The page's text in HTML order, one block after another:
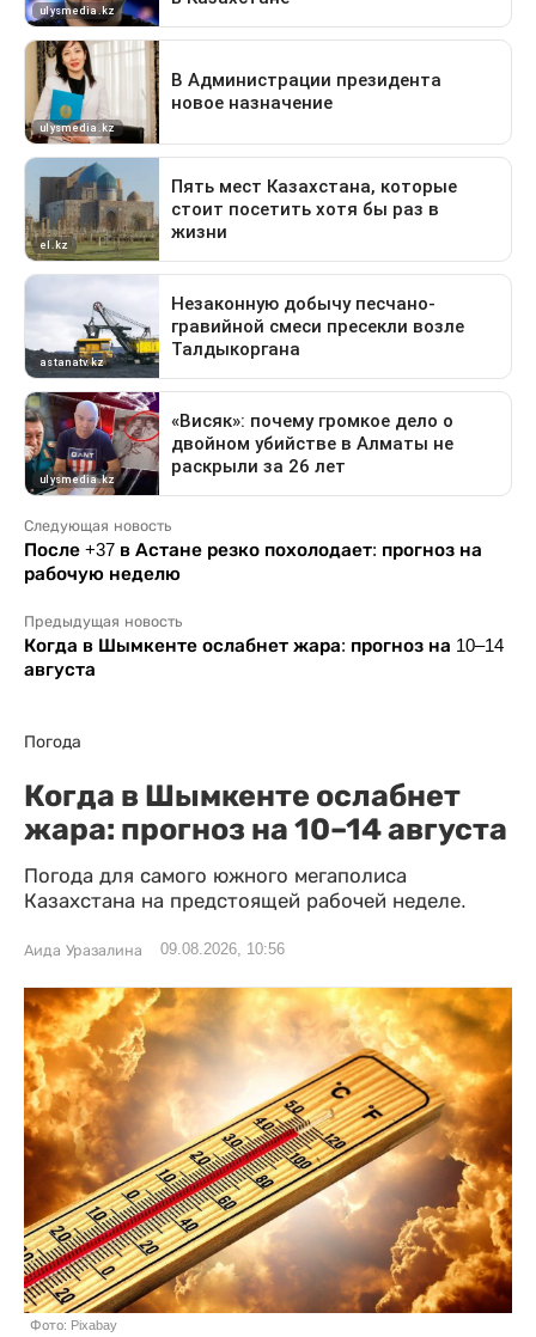
Следующая новость
После +37 в Астане резко похолодает: прогноз на
рабочую неделю
Предыдущая новость
Когда в Шымкенте ослабнет жара: прогноз на 10–14
августа
Погода
Когда в Шымкенте ослабнет
жара: прогноз на 10–14 августа
Погода для самого южного мегаполиса
Казахстана на предстоящей рабочей неделе.
Аида Уразалина 09.08.2026, 10:56
Фото: Pixabay